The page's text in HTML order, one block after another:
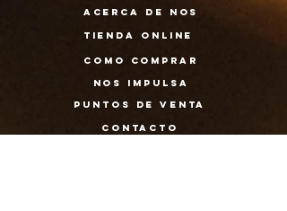
Acerca de nos
Tienda Online
Como comprar
nos impulsa
puntos de venta
contacto